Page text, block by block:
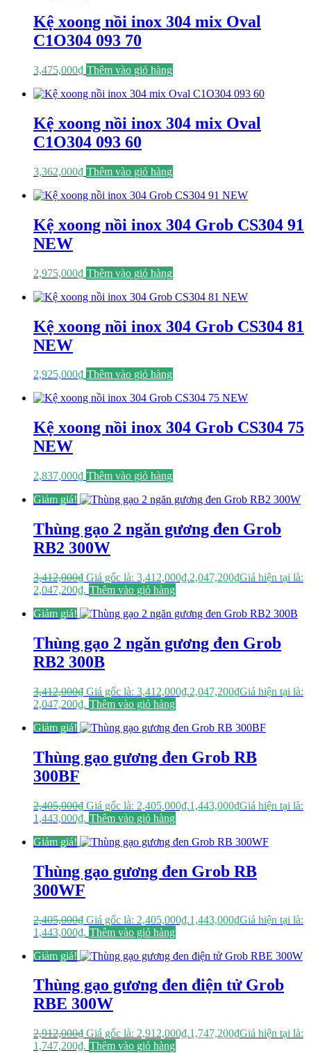
Kệ xoong nồi inox 304 mix Oval
C1O304 093 70
3,475,000₫ Thêm vào giỏ hàng
Kệ xoong nồi inox 304 mix Oval
C1O304 093 60
3,362,000₫ Thêm vào giỏ hàng
Kệ xoong nồi inox 304 Grob CS304 91
NEW
2,975,000₫ Thêm vào giỏ hàng
Kệ xoong nồi inox 304 Grob CS304 81
NEW
2,925,000₫ Thêm vào giỏ hàng
Kệ xoong nồi inox 304 Grob CS304 75
NEW
2,837,000₫ Thêm vào giỏ hàng
Giảm giá!
Thùng gạo 2 ngăn gương đen Grob
RB2 300W
3,412,000₫ Giá gốc là: 3,412,000₫.2,047,200₫Giá hiện tại là:
2,047,200₫. Thêm vào giỏ hàng
Giảm giá!
Thùng gạo 2 ngăn gương đen Grob
RB2 300B
3,412,000₫ Giá gốc là: 3,412,000₫.2,047,200₫Giá hiện tại là:
2,047,200₫. Thêm vào giỏ hàng
Giảm giá!
Thùng gạo gương đen Grob RB
300BF
2,405,000₫ Giá gốc là: 2,405,000₫.1,443,000₫Giá hiện tại là:
1,443,000₫. Thêm vào giỏ hàng
Giảm giá!
Thùng gạo gương đen Grob RB
300WF
2,405,000₫ Giá gốc là: 2,405,000₫.1,443,000₫Giá hiện tại là:
1,443,000₫. Thêm vào giỏ hàng
Giảm giá!
Thùng gạo gương đen điện tử Grob
RBE 300W
2,912,000₫ Giá gốc là: 2,912,000₫.1,747,200₫Giá hiện tại là:
1,747,200₫. Thêm vào giỏ hàng